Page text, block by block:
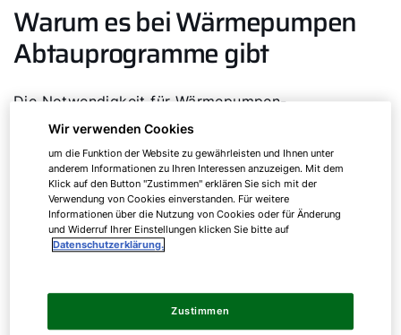
Warum es bei Wärmepumpen
Abtauprogramme gibt
Die Notwendigkeit für Wärmepumpen-
Abtauprogramme besteht vor allem für
Luft/Wasser-Wärmepumpen und leitet sich aus
der Funktionsweise dieses Heizsystems ab:
Luft/Wasser-Wärmepumpen entziehen der
Umgebungsluft über die Wärmequellenanlage
Wärmeenergie. Diese Energie leiten sie über einen
Verdampfer-Verflüssiger-Kreislauf in das
Räumlichkeiten.
Wir verwenden Cookies
um die Funktion der Website zu gewährleisten und Ihnen unter
anderem Informationen zu Ihren Interessen anzuzeigen. Mit dem
Klick auf den Button "Zustimmen" erklären Sie sich mit der
Verwendung von Cookies einverstanden. Für weitere
Informationen über die Nutzung von Cookies oder für Änderung
und Widerruf Ihrer Einstellungen klicken Sie bitte auf
Datenschutzerklärung.
Zustimmen